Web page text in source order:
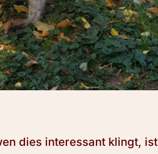
dies interessant klingt, ist